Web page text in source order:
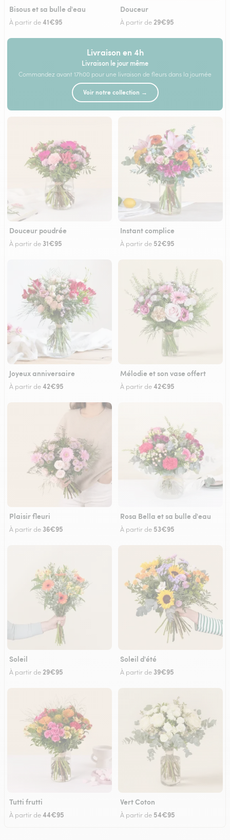
Bisous et sa bulle d'eau
À partir de41€95
Douceur
À partir de 29€95
Livraison en 4h
Livraison le jour même
Commandez avant 17h00 pour une livraison de fleurs dans la journée
Voir notre collection →
Douceur poudrée
À partir de 31€95
Instant complice
À partir de 52€95
Joyeux anniversaire
À partir de42€95
Mélodie et son vase offert
À partir de42€95
Plaisir fleuri
À partir de 36€95
Rosa Bella et sa bulle d'eau
À partir de 53€95
Soleil
À partir de 29€95
Soleil d'été
À partir de 39€95
Tutti frutti
À partir de44€95
Vert Coton
À partir de 54€95